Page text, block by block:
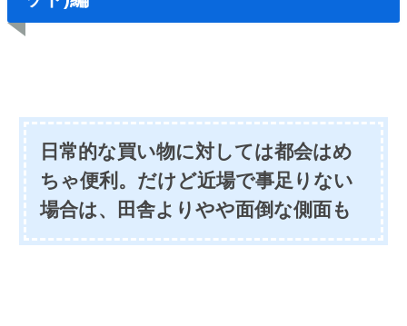
日常的な買い物に対しては都会はめ
ちゃ便利。だけど近場で事足りない
場合は、田舎よりやや面倒な側面も